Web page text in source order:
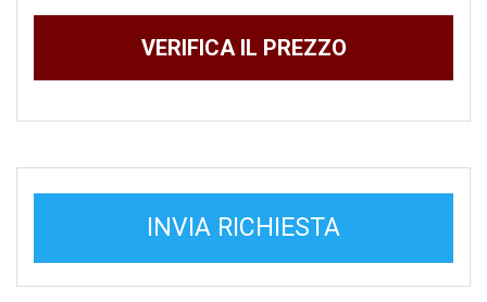
VERIFICA IL PREZZO
INVIA RICHIESTA